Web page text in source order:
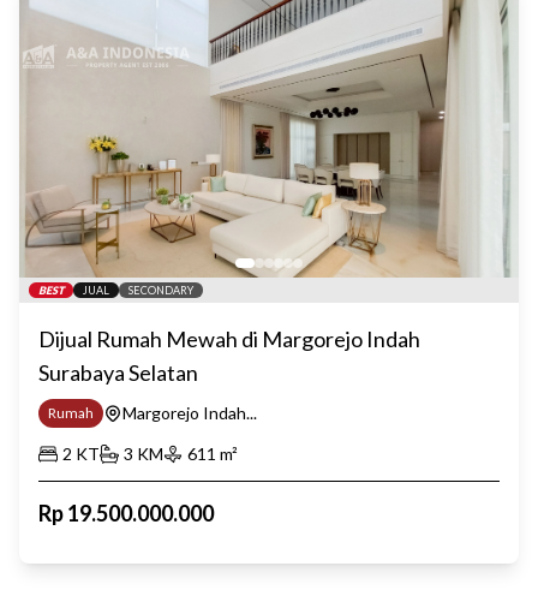
BEST JUAL SECONDARY
Dijual Rumah Mewah di Margorejo Indah
Surabaya Selatan
Rumah
Margorejo Indah...
2 KT 3 KM 611 m²
Rp19.500.000.000